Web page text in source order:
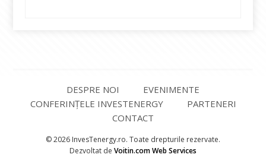
DESPRE NOI
EVENIMENTE
CONFERINȚELE INVESTENERGY
PARTENERI
CONTACT
© 2026 InvesTenergy.ro. Toate drepturile rezervate.
Dezvoltat de Voitin.com Web Services